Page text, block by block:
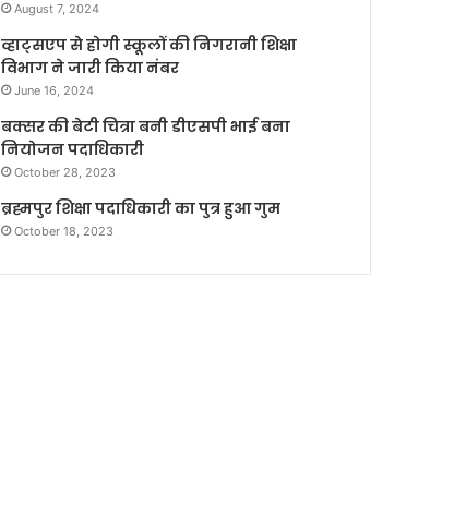
August 7, 2024
व्हाट्सएप से होगी स्कूलों की निगरानी शिक्षा
विभाग ने जारी किया नंबर
June 16, 2024
बक्सर की बेटी चित्रा बनी डीएसपी भाई बना
नियोजन पदाधिकारी
October 28, 2023
ब्रह्मपुर शिक्षा पदाधिकारी का पुत्र हुआ गुम
October 18, 2023